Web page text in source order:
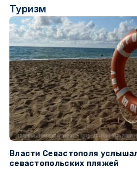
Туризм
Власти Севастополя
севастопольских пляжей